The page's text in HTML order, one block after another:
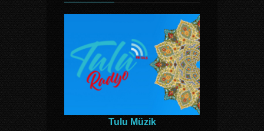
Tulu Müzik